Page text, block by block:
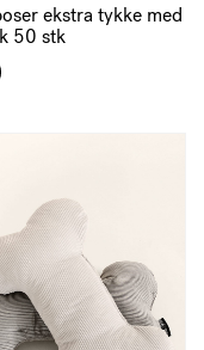
ekstra tykke med
50 stk